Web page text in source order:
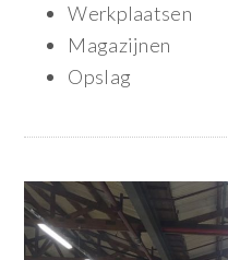
Werkplaatsen
Magazijnen
Opslag